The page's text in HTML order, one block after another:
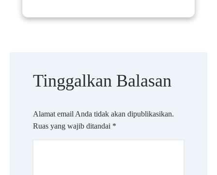
Tinggalkan Balasan
Alamat email Anda tidak akan dipublikasikan.
Ruas yang wajib ditandai *